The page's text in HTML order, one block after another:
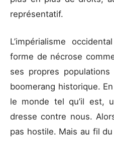
représentatif.
L’impérialisme
forme de nécrose
ses propres
boomerang historique.
le monde tel qu’il est,
dresse contre nous.
pas hostile. Mais au fil